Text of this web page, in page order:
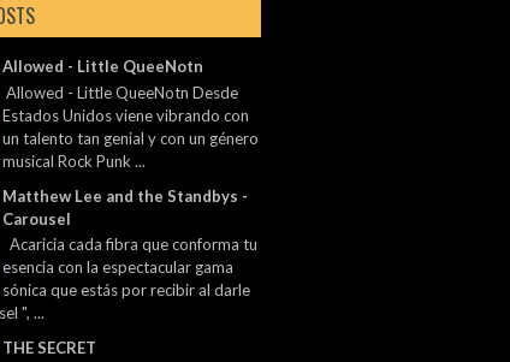
Allowed - Little QueeNotn
Allowed - Little QueeNotn Desde
Estados Unidos viene vibrando con
un talento tan genial y con un género
musical Rock Punk ...
Matthew Lee and the Standbys -
Carousel
Acaricia cada fibra que conforma tu
esencia con la espectacular gama
sónica que estás por recibir al darle
", ...
THE SECRET